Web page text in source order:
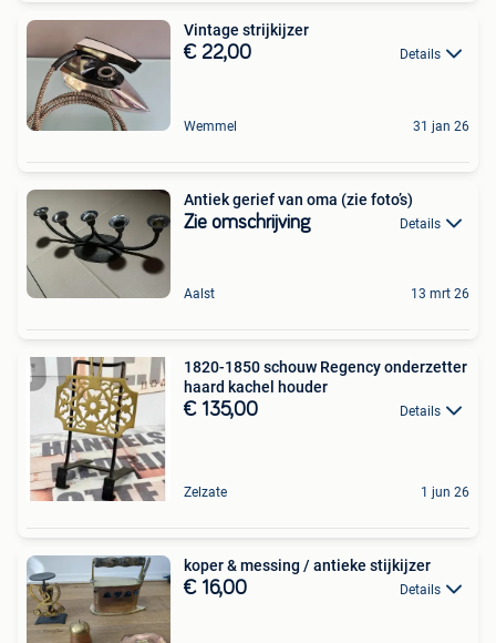
Vintage strijkijzer
€ 22,00 Details
Wemmel 31 jan 26
Antiek gerief van oma (zie foto’s)
Zie omschrijving Details
Aalst 13 mrt 26
1820-1850 schouw Regency onderzetter
haard kachel houder
€ 135,00 Details
Zelzate 1 jun 26
koper & messing / antieke stijkijzer
€ 16,00 Details